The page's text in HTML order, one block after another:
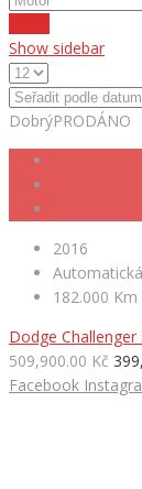
Show sidebar
DobrýPRODÁNO
2016
Automatická
182.000 Km
Dodge Challenger
509,900.00 Kč
Facebook